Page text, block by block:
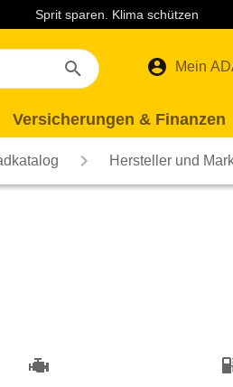
Sprit sparen. Klima schützen
Mein
Versicherungen & Finanzen
Hersteller und